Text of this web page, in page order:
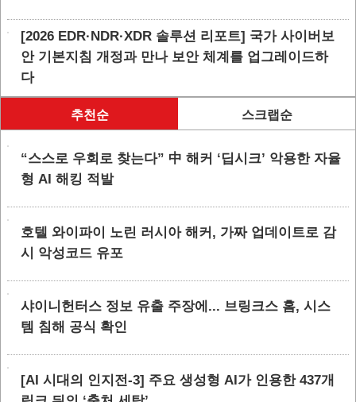
[2026 EDR·NDR·XDR 솔루션 리포트] 국가 사이버보
안 기본지침 개정과 만나 보안 체계를 업그레이드하
다
추천순 스크랩순
“스스로 우회로 찾는다” 中 해커 ‘딥시크’ 악용한 자율
형 AI 해킹 적발
호텔 와이파이 노린 러시아 해커, 가짜 업데이트로 감
시 악성코드 유포
샤이니헌터스 정보 유출 주장에... 브링크스 홈, 시스
템 침해 공식 확인
[AI 시대의 인지전-3] 주요 생성형 AI가 인용한 437개